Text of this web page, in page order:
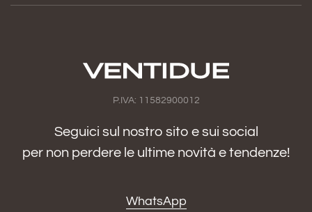
P.IVA: 11582900012
Seguici sul nostro sito e sui social
per non perdere le ultime novità e tendenze!
WhatsApp